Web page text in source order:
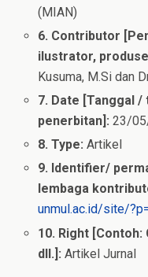
(MIAN)
6. Contributor
ilustrator,
Kusuma, M.Si dan
7. Date [Tanggal /
penerbitan]: 23/
8. Type: Artikel
9. Identifier/
lembaga
unmul.ac.id/site/
10. Right [Contoh:
dll.]: Artikel Jurnal